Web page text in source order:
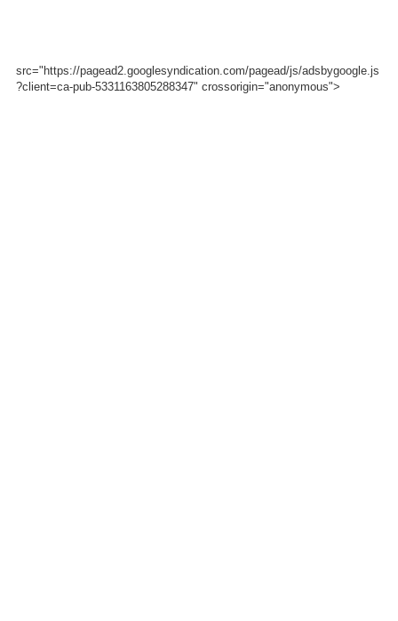
src="https://pagead2.googlesyndication.com/pagead/js/adsbygoogle.js
?client=ca-pub-5331163805288347" crossorigin="anonymous">